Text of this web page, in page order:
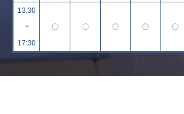
13:30
~
17:30
〇 〇 〇 〇 〇